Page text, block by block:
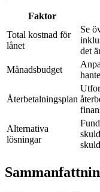
Faktor
Total kostnad för
lånet
Se
det
Månadsbudget
Återbetalningsplan
Alternativa
lösningar